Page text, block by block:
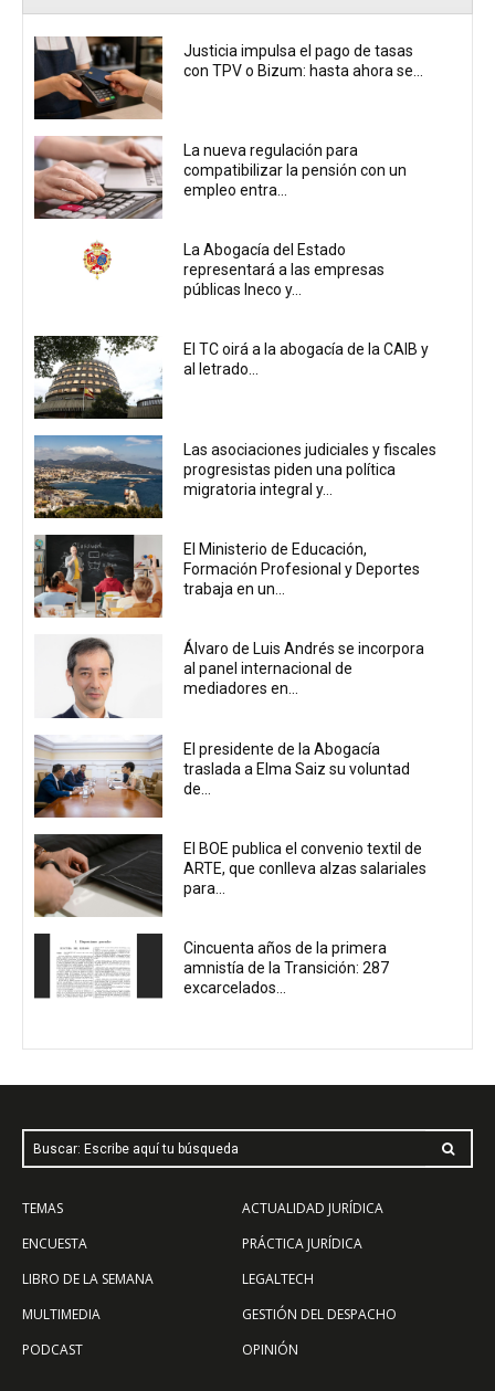
Justicia impulsa el pago de tasas
con TPV o Bizum: hasta ahora se...
La nueva regulación para
compatibilizar la pensión con un
empleo entra...
La Abogacía del Estado
representará a las empresas
públicas Ineco y...
El TC oirá a la abogacía de la CAIB y
al letrado...
Las asociaciones judiciales y fiscales
progresistas piden una política
migratoria integral y...
El Ministerio de Educación,
Formación Profesional y Deportes
trabaja en un...
Álvaro de Luis Andrés se incorpora
al panel internacional de
mediadores en...
El presidente de la Abogacía
traslada a Elma Saiz su voluntad
de...
El BOE publica el convenio textil de
ARTE, que conlleva alzas salariales
para...
Cincuenta años de la primera
amnistía de la Transición: 287
excarcelados...
Buscar: Escribe aquí tu búsqueda
TEMAS
ENCUESTA
LIBRO DE LA SEMANA
MULTIMEDIA
PODCAST
ACTUALIDAD JURÍDICA
PRÁCTICA JURÍDICA
LEGALTECH
GESTIÓN DEL DESPACHO
OPINIÓN